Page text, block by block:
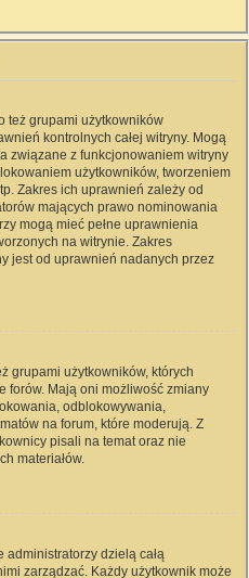
też grupami użytkowników
kontrolnych całej witryny. Mogą
związane z funkcjonowaniem witryny
użytkowników, tworzeniem
Zakres ich uprawnień zależy od
mających prawo nominowania
mogą mieć pełne uprawnienia
na witrynie. Zakres
jest od uprawnień nadanych przez
grupami użytkowników, których
forów. Mają oni możliwość zmiany
odblokowywania,
na forum, które moderują. Z
pisali na temat oraz nie
materiałów.
administratorzy dzielą całą
zarządzać. Każdy użytkownik może